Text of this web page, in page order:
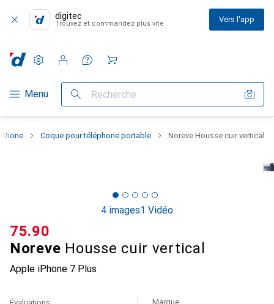
digitec
Trouvez et commandez plus vite Vers l'app
Navigation par catégorie
Menu Recherche
Paramètres
Compte client
Listes de comparaison
Listes d'envies
Panier
Coque pour téléphone portable Noreve Housse cuir vertical
4 images1 Vidéo
Noreve Housse cuir vertical
Apple iPhone 7 Plus
CHF
75.90
Marque